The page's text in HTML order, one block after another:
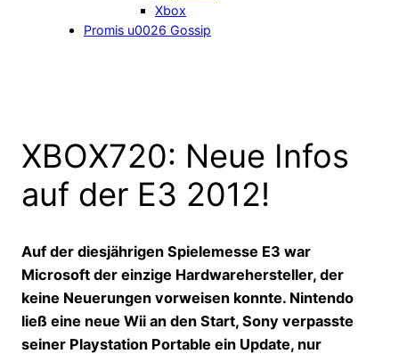
Xbox
Promis u0026 Gossip
XBOX720: Neue Infos
auf der E3 2012!
Auf der diesjährigen Spielemesse E3 war
Microsoft der einzige Hardwarehersteller, der
keine Neuerungen vorweisen konnte. Nintendo
ließ eine neue Wii an den Start, Sony verpasste
seiner Playstation Portable ein Update, nur